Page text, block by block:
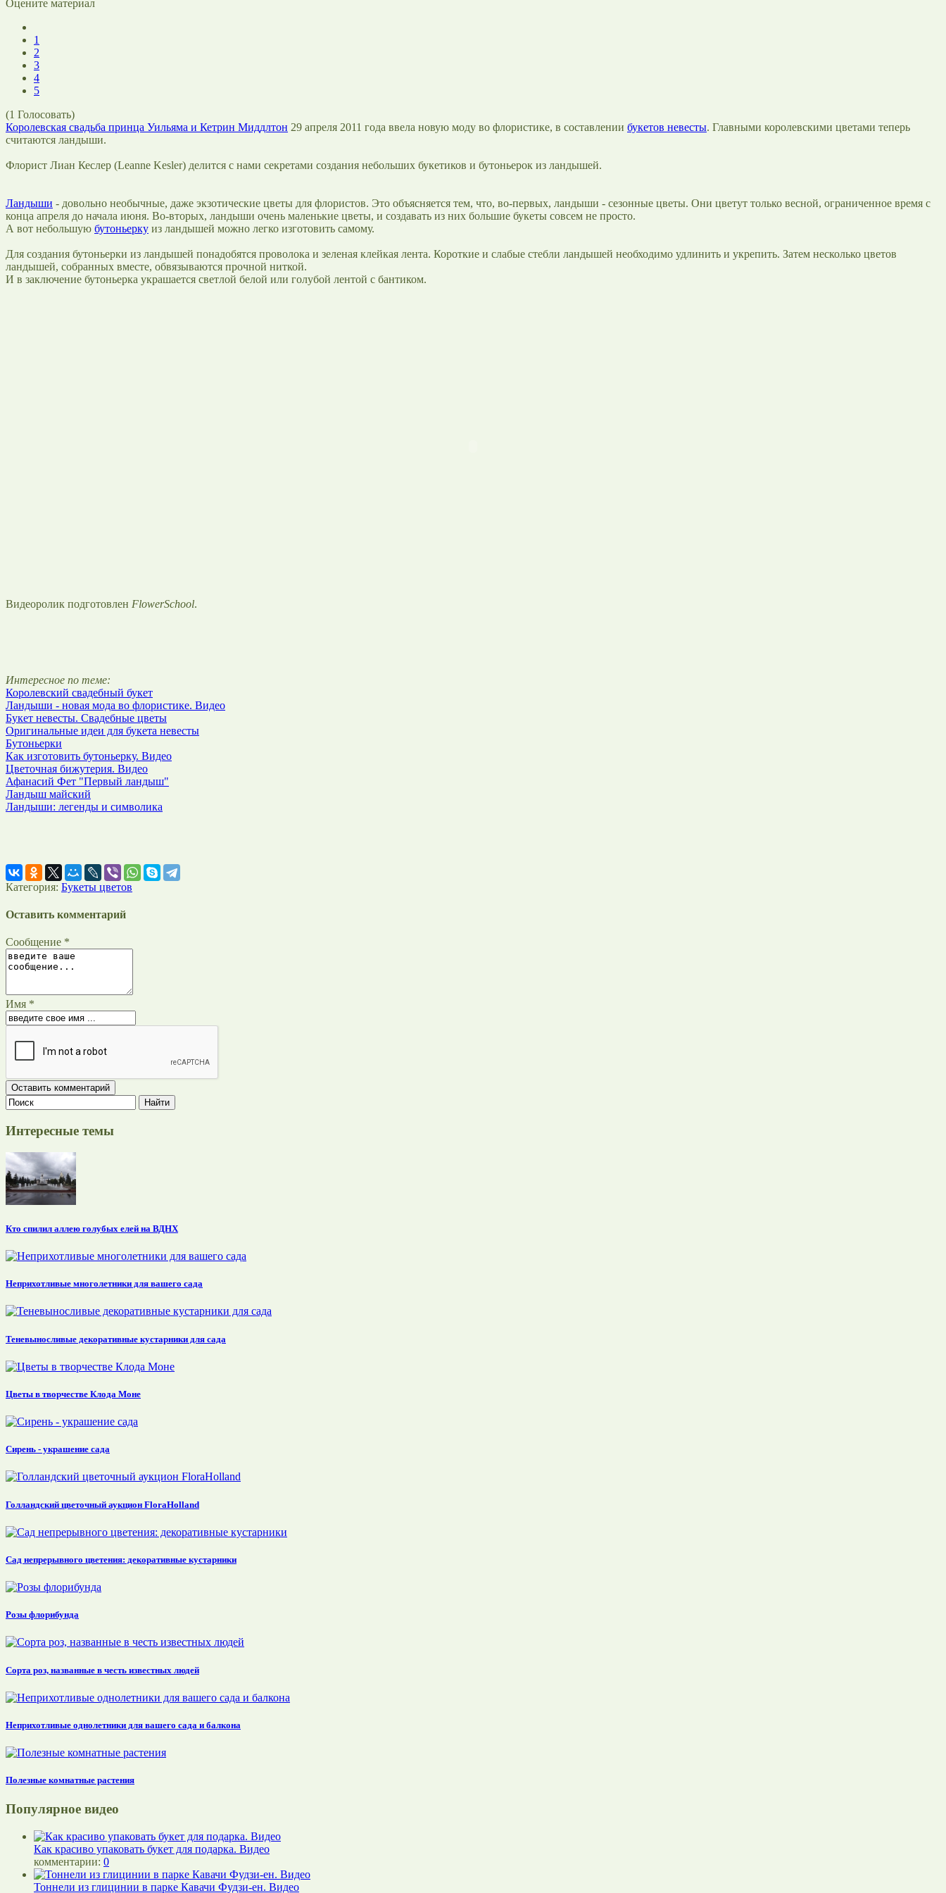
Оцените материал
1
2
3
4
5
(1 Голосовать)
Королевская свадьба принца Уильяма и Кетрин Миддлтон 29 апреля 2011 года ввела новую моду во флористике, в составлении букетов невесты. Главными королевскими цветами теперь
считаются ландыши.
Флорист Лиан Кеслер (Leanne Kesler) делится с нами секретами создания небольших букетиков и бутоньерок из ландышей.
Ландыши - довольно необычные, даже экзотические цветы для флористов. Это объясняется тем, что, во-первых, ландыши - сезонные цветы. Они цветут только весной, ограниченное время с
конца апреля до начала июня. Во-вторых, ландыши очень маленькие цветы, и создавать из них большие букеты совсем не просто.
А вот небольшую бутоньерку из ландышей можно легко изготовить самому.
Для создания бутоньерки из ландышей понадобятся проволока и зеленая клейкая лента. Короткие и слабые стебли ландышей необходимо удлинить и укрепить. Затем несколько цветов
ландышей, собранных вместе, обвязываются прочной ниткой.
И в заключение бутоньерка украшается светлой белой или голубой лентой с бантиком.
Видеоролик подготовлен FlowerSchool.
Интересное по теме:
Королевский свадебный букет
Ландыши - новая мода во флористике. Видео
Букет невесты. Свадебные цветы
Оригинальные идеи для букета невесты
Бутоньерки
Как изготовить бутоньерку. Видео
Цветочная бижутерия. Видео
Афанасий Фет "Первый ландыш"
Ландыш майский
Ландыши: легенды и символика
Категория: Букеты цветов
Оставить комментарий
Сообщение *
Имя *
Интересные темы
Кто спилил аллею голубых елей на ВДНХ
Неприхотливые многолетники для вашего сада
Теневыносливые декоративные кустарники для сада
Цветы в творчестве Клода Моне
Сирень - украшение сада
Голландский цветочный аукцион FloraHolland
Сад непрерывного цветения: декоративные кустарники
Розы флорибунда
Сорта роз, названные в честь известных людей
Неприхотливые однолетники для вашего сада и балкона
Полезные комнатные растения
Популярное видео
Как красиво упаковать букет для подарка. Видео
комментарии: 0
Тоннели из глицинии в парке Кавачи Фудзи-ен. Видео